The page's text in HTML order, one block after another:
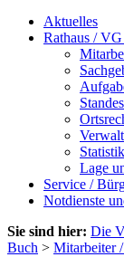
Aktuelles
Rathaus /
Lage
Service /
Notdienste
Sie sind hier: Die
Buch > Mitarbeiter